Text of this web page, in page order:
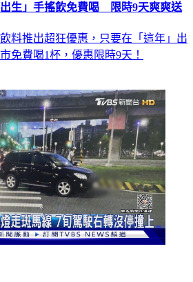
生」手搖飲免費喝 限時9天爽爽送
料推出超狂優惠，只要在「這年」出
免費喝1杯，優惠限時9天！